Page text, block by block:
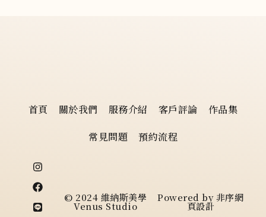
首頁 關於我們 服務介紹 客戶評論
作品集
常見問題
預約流程
© 2024 維納斯美學
Venus Studio
I
n
s
t
a
g
F
a
c
e
b
o
L
i
n
e
M
a
p
-
m
a
Powered by非序網
頁設計